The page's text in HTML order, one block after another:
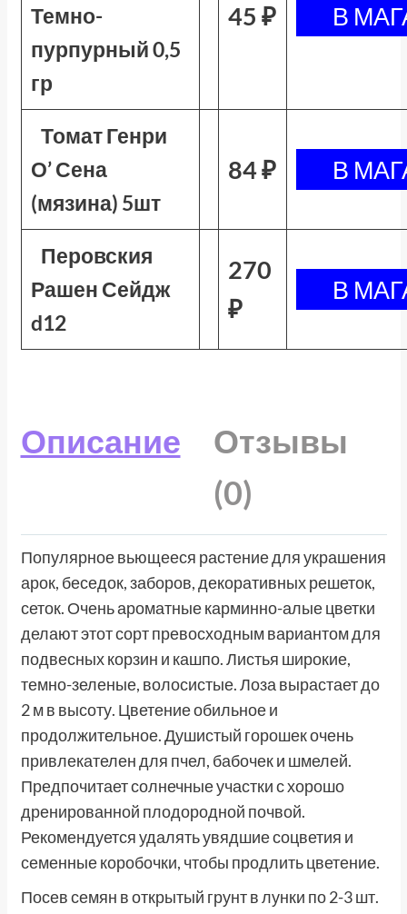
Темно-
пурпурный 0,5
гр
45 ₽
Томат Генри
О’ Сена
(мязина) 5шт
84 ₽
Перовския
Рашен Сейдж
d12
270
₽
Описание
Отзывы
(0)
Популярное вьющееся растение для украшения
арок, беседок, заборов, декоративных решеток,
сеток. Очень ароматные карминно-алые цветки
делают этот сорт превосходным вариантом для
подвесных корзин и кашпо. Листья широкие,
темно-зеленые, волосистые. Лоза вырастает до
2 м в высоту. Цветение обильное и
продолжительное. Душистый горошек очень
привлекателен для пчел, бабочек и шмелей.
Предпочитает солнечные участки с хорошо
дренированной плодородной почвой.
Рекомендуется удалять увядшие соцветия и
семенные коробочки, чтобы продлить цветение.
Посев семян в открытый грунт в лунки по 2-3 шт.